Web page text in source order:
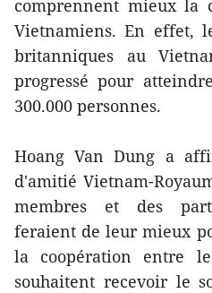
comprennent mieux la
Vietnamiens. En effet,
britanniques au
progressé pour
300.000 personnes.
Hoang Van Dung a
d'amitié Vietnam-
membres et des
feraient de leur mieux
la coopération entre
souhaitent recevoir le